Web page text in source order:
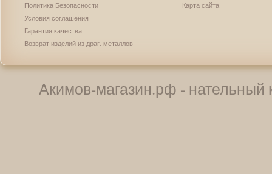
Политика Безопасности
Условия соглашения
Гарантия качества
Возврат изделий из драг. металлов
Карта сайта
Акимов-магазин.рф - нательный